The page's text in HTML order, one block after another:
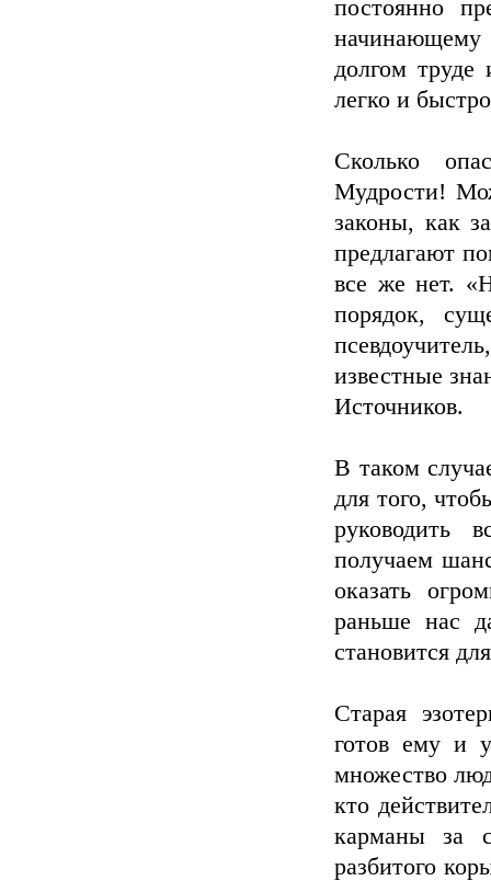
постоянно
долгом труде
легко и
Сколько
Мудрости!
законы, как
предлагают
все же нет.
порядок,
известные
Источников.
В таком
для того,
руководить
получаем
оказать
раньше нас
становится
Старая
готов ему и
множество
кто
карманы за
разбитого